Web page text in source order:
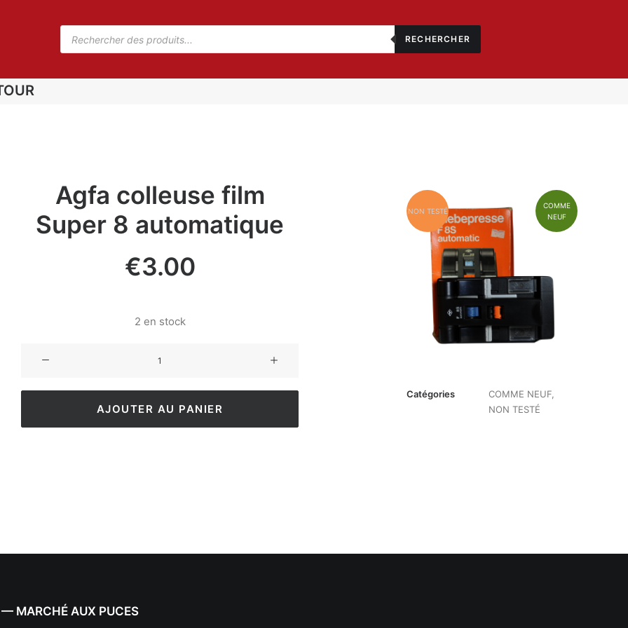
RECHERCHER
Agfa colleuse film
Super 8 automatique
€3.00
2 en stock
AJOUTER AU PANIER
NON TESTÉ
COMME
NEUF
Catégories COMME NEUF
NON TESTÉ
— MARCHÉ AUX PUCES